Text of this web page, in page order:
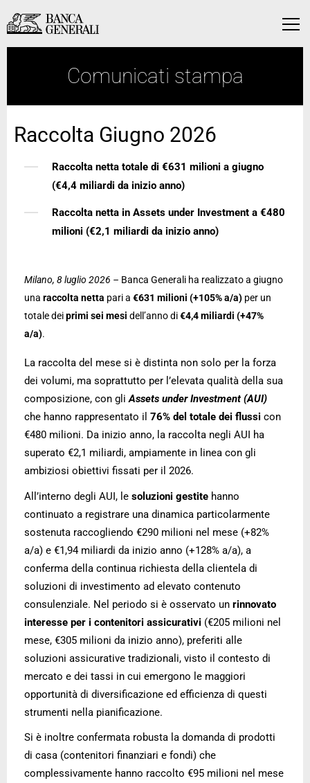
Vai al contenuto principale
Menu
Vai al contenuto principale
Comunicati stampa
Raccolta Giugno 2026
Raccolta netta totale di €631 milioni a giugno
(€4,4 miliardi da inizio anno)
Raccolta netta in Assets under Investment a €480
milioni (€2,1 miliardi da inizio anno)
Milano, 8 luglio 2026 – Banca Generali ha realizzato a giugno
una raccolta netta pari a €631 milioni (+105% a/a) per un
totale deiprimi sei mesi dell’anno di€4,4 miliardi (+47%
a/a).
La raccolta del mese si è distinta non solo per la forza
dei volumi, ma soprattutto per l’elevata qualità della sua
composizione, con gliAssets under Investment (AUI)
che hanno rappresentato il 76% del totale dei flussi con
€480 milioni. Da inizio anno, la raccolta negli AUI ha
superato €2,1 miliardi, ampiamente in linea con gli
ambiziosi obiettivi fissati per il 2026.
All’interno degli AUI, le soluzioni gestite hanno
continuato a registrare una dinamica particolarmente
sostenuta raccogliendo €290 milioni nel mese (+82%
a/a) e €1,94 miliardi da inizio anno (+128% a/a), a
conferma della continua richiesta della clientela di
soluzioni di investimento ad elevato contenuto
consulenziale. Nel periodo si è osservato un rinnovato
interesse per i contenitori assicurativi (€205 milioni nel
mese, €305 milioni da inizio anno), preferiti alle
soluzioni assicurative tradizionali, visto il contesto di
mercato e dei tassi in cui emergono le maggiori
opportunità di diversificazione ed efficienza di questi
strumenti nella pianificazione.
Si è inoltre confermata robusta la domanda di prodotti
di casa (contenitori finanziari e fondi) che
complessivamente hanno raccolto €95 milioni nel mese